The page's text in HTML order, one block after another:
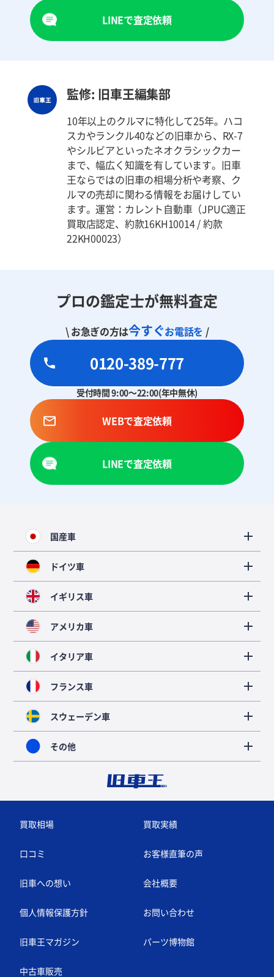
LINEで査定依頼
監修: 旧車王編集部
10年以上のクルマに特化して25年。ハコ
スカやランクル40などの旧車から、RX-7
やシルビアといったネオクラシックカー
まで、幅広く知識を有しています。旧車
王ならではの旧車の相場分析や考察、ク
ルマの売却に関わる情報をお届けしてい
ます。運営：カレント自動車（JPUC適正
買取店認定、約款16KH10014 / 約款
22KH00023）
プロの鑑定士が無料査定
\ お急ぎの方は今すぐお電話を /
0120-389-777
受付時間 9:00～22:00(年中無休)
WEBで査定依頼
LINEで査定依頼
国産車
ドイツ車
イギリス車
アメリカ車
イタリア車
フランス車
スウェーデン車
その他
買取相場 買取実績
口コミ お客様直筆の声
旧車への想い 会社概要
個人情報保護方針 お問い合わせ
旧車王マガジン パーツ博物館
中古車販売